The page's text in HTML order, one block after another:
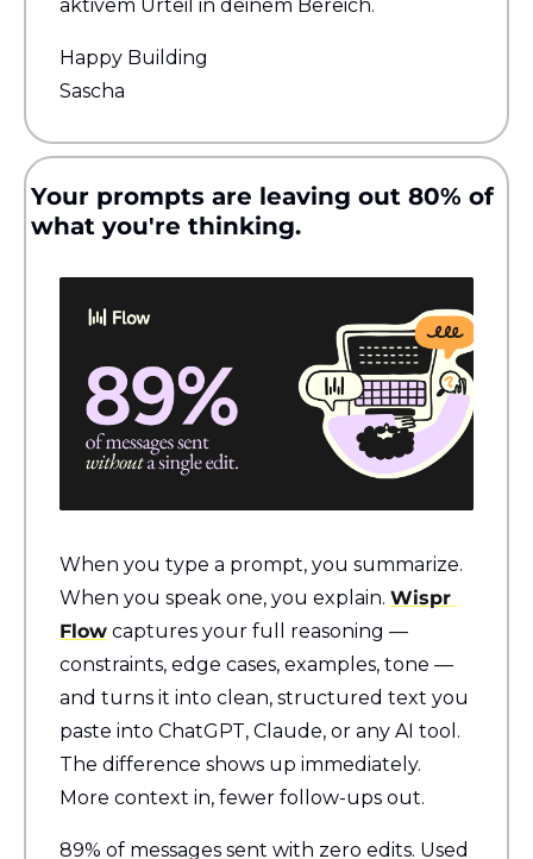
aktivem Urteil in deinem Bereich.
Happy Building
Sascha
Your prompts are leaving out 80% of
what you're thinking.
When you type a prompt, you summarize.
When you speak one, you explain. Wispr
Flow captures your full reasoning —
constraints, edge cases, examples, tone —
and turns it into clean, structured text you
paste into ChatGPT, Claude, or any AI tool.
The difference shows up immediately.
More context in, fewer follow-ups out.
89% of messages sent with zero edits. Used